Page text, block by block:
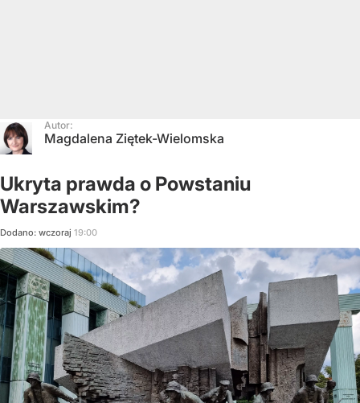
Autor:
Magdalena Ziętek-Wielomska
Ukryta prawda o Powstaniu
Warszawskim?
Dodano: wczoraj 19:00